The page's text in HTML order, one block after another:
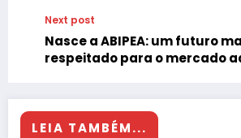
Next post
Nasce a ABIPEA: um futuro
respeitado para o mercado
LEIA TAMBÉM...